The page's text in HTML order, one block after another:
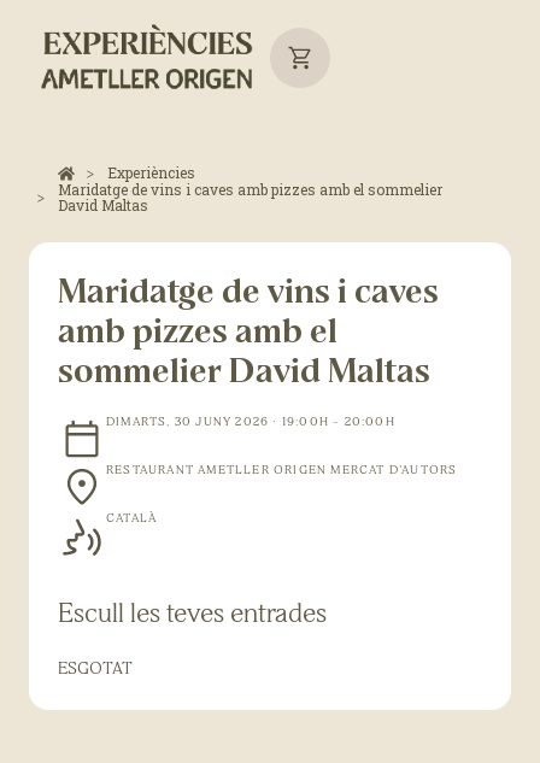
Experiències
Maridatge de vins i caves amb pizzes amb el sommelier
David Maltas
Maridatge de vins i caves
amb pizzes amb el
sommelier David Maltas
DIMARTS, 30 JUNY 2026 · 19:00H - 20:00H
RESTAURANT AMETLLER ORIGEN MERCAT D'AUTORS
CATALÀ
Escull les teves entrades
ESGOTAT